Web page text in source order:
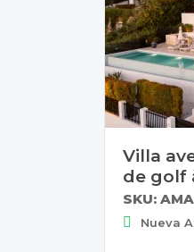
Villa
de golf
SKU:
Nueva